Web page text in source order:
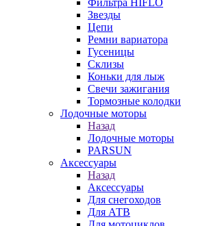
Фильтра HIFLO
Звезды
Цепи
Ремни вариатора
Гусеницы
Склизы
Коньки для лыж
Свечи зажигания
Тормозные колодки
Лодочные моторы
Назад
Лодочные моторы
PARSUN
Аксессуары
Назад
Аксессуары
Для снегоходов
Для АТВ